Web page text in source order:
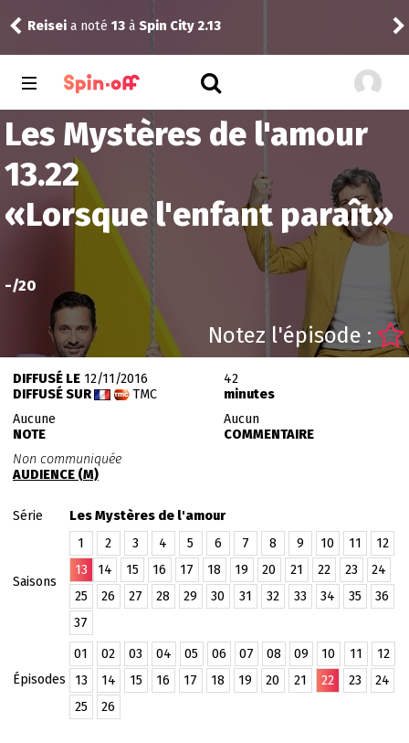
Reisei a noté 13 à Spin City 2.13
Les Mystères de l'amour
13.22
«Lorsque l'enfant paraît»
-/20
Notez l'épisode :
DIFFUSÉ LE12/11/2016
DIFFUSÉ SUR
TMC
42
minutes
Aucune
NOTE
Aucun
COMMENTAIRE
Non communiquée
AUDIENCE (M)
Série Les Mystères de l'amour
Saisons
1 2 3 4 5 6 7 8 9 10 11
12
13
14 15 16 17 18 19 20 21 22 23
24
25
26 27 28 29 30 31 32 33 34 35
36
37
Épisodes
01 02 03 04 05 06 07 08 09 10 11
12
13
14 15 16 17 18 19 20 21 22 23
24
25
26